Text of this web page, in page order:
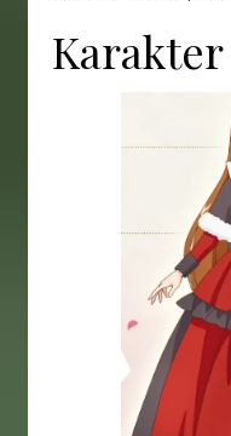
Karakter